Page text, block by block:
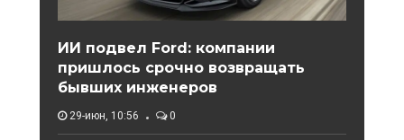
ИИ подвел Ford: компании
пришлось срочно возвращать
бывших инженеров
29-июн, 10:56 0